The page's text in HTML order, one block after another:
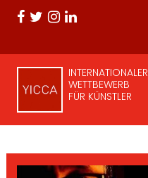
INTERNATIONALER
WETTBEWERB
FÜR KÜNSTLER